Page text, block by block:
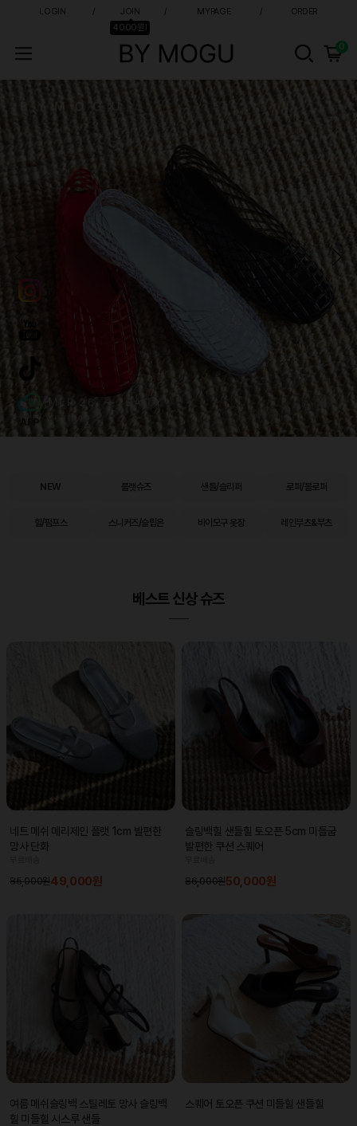
LOGIN
JOIN
4000원!
MYPAGE ORDER
0
APP
NEW 플랫슈즈 샌들/슬리퍼 로퍼/블로퍼
힐/펌프스 스니커즈/슬립온 바이모구 옷장 레인부츠&부츠
베스트 신상 슈즈
네트 메쉬 메리제인 플랫 1cm 발편한
망사 단화
85,000원49,000원
슬링백힐 샌들힐 토오픈 5cm 미들굽
발편한 쿠션 스퀘어
86,000원50,000원
여름 메쉬슬링백 스틸레토 망사 슬링백
힐 미들힐 시스루 샌들
스퀘어 토오픈 쿠션 미들힐 샌들힐